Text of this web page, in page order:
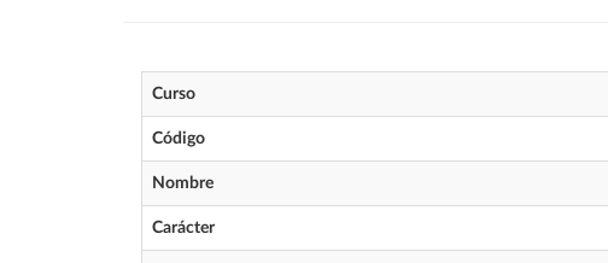
Curso
Código
Nombre
Carácter